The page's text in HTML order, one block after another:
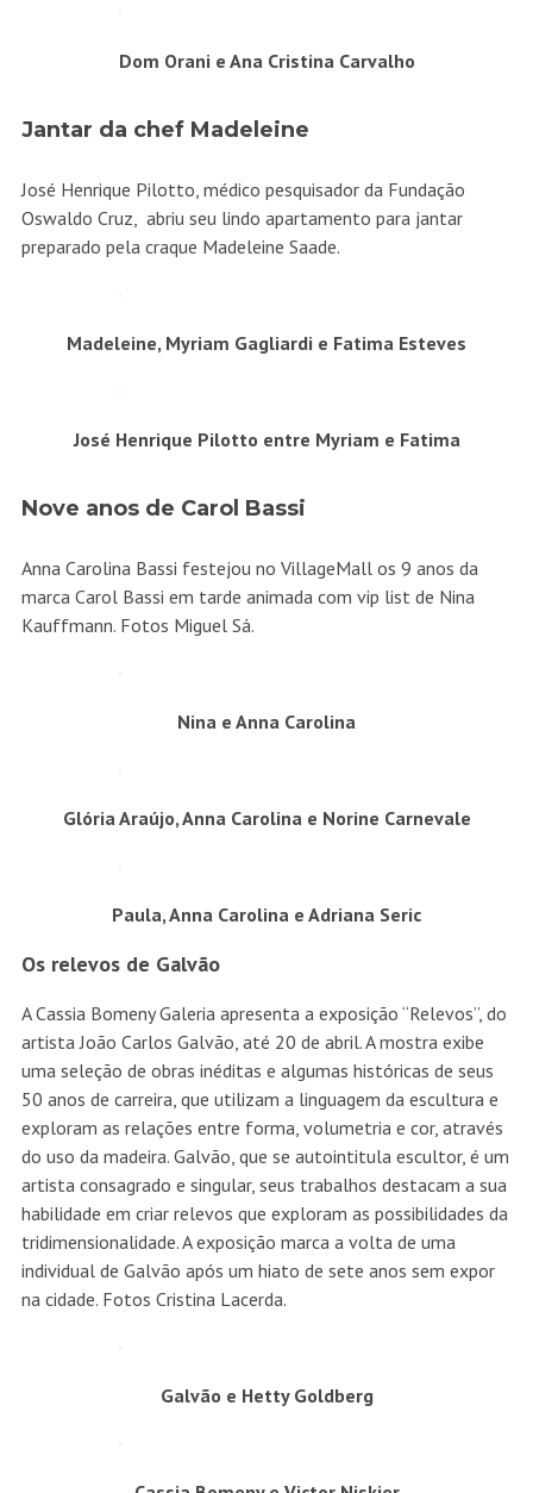
Dom Orani e Ana Cristina Carvalho
Jantar da chef Madeleine
José Henrique Pilotto, médico pesquisador da Fundação
Oswaldo Cruz, abriu seu lindo apartamento para jantar
preparado pela craque Madeleine Saade.
Madeleine, Myriam Gagliardi e Fatima Esteves
José Henrique Pilotto entre Myriam e Fatima
Nove anos de Carol Bassi
Anna Carolina Bassi festejou no VillageMall os 9 anos da
marca Carol Bassi em tarde animada com vip list de Nina
Kauffmann. Fotos Miguel Sá.
Nina e Anna Carolina
Glória Araújo, Anna Carolina e Norine Carnevale
Paula, Anna Carolina e Adriana Seric
Os relevos de Galvão
A Cassia Bomeny Galeria apresenta a exposição “Relevos”, do
artista João Carlos Galvão, até 20 de abril. A mostra exibe
uma seleção de obras inéditas e algumas históricas de seus
50 anos de carreira, que utilizam a linguagem da escultura e
exploram as relações entre forma, volumetria e cor, através
do uso da madeira. Galvão, que se autointitula escultor, é um
artista consagrado e singular, seus trabalhos destacam a sua
habilidade em criar relevos que exploram as possibilidades da
tridimensionalidade. A exposição marca a volta de uma
individual de Galvão após um hiato de sete anos sem expor
na cidade. Fotos Cristina Lacerda.
Galvão e Hetty Goldberg